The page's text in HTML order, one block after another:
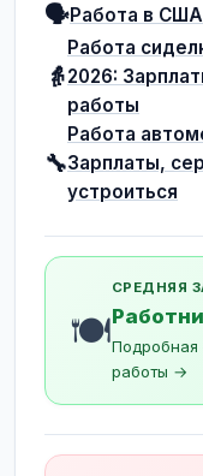
🗣️Работа в США
👵
Работа
2026:
работы
🔧
Работа
Зарплаты,
устроиться
🍽️
СРЕДНЯЯ
Подробная
работы →